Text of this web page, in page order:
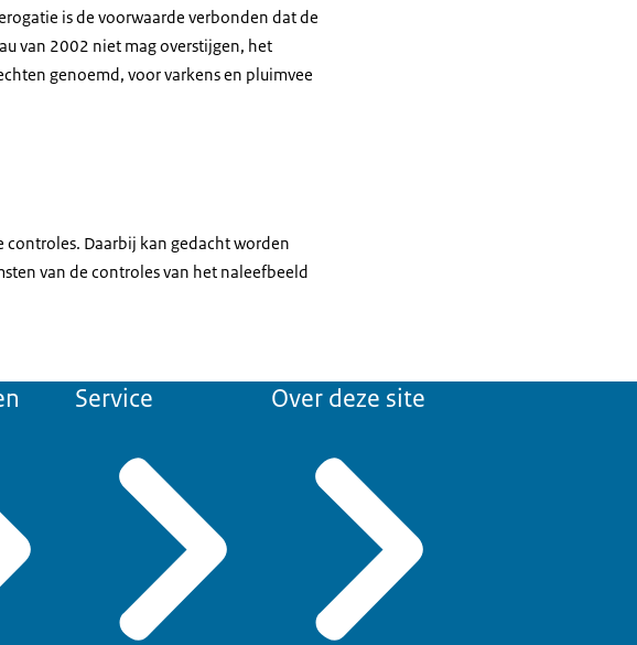
is de voorwaarde verbonden dat de
van 2002 niet mag overstijgen, het
genoemd, voor varkens en pluimvee
Daarbij kan gedacht worden
van de controles van het naleefbeeld
Service Over deze site